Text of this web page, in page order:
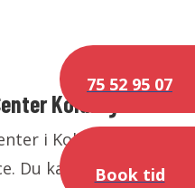
Kolding
i Kolding,
Du kan booke
75 52 95 07
Book tid